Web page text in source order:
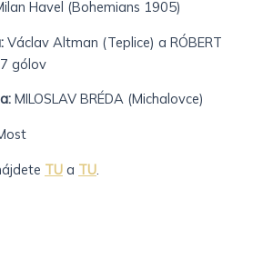
Havel (Bohemians 1905)
Václav Altman (Teplice) a RÓBERT
gólov
MILOSLAV BRÉDA (Michalovce)
TU a TU